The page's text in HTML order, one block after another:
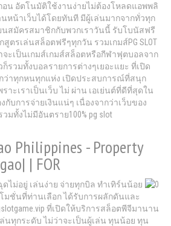
อน อัตโนมัติใช้งานง่ายไม่ต้องโหลดแอพพลิ
หน้าเว็บได้โดยทันที มีผู้เล่นมากจากทั่วทุก
นสมัครสมาชิกกับพวกเราวันนี้ รับโบนัสฟรี
สูตรเล่นสล็อตฟรีๆทุกวัน รวมเกมส์PG SLOT
จะเป็นเกมส์เกมส์สล็อตหรือกีฬาฟุตบอลจาก
รวมทั้งบอลรายการต่างๆเยอะแยะ ที่เปิด
ว่าทุกหนทุกแห่ง เปิดประสบการณ์ที่สนุก
าะเราเป็นเว็บ ไม่ ผ่าน เอเย่นต์ที่ดีที่สุดใน
กับการจ่ายเงินแน่ๆ เนื่องจากว่าเว็บของ
มทั้งไม่มีอันตราย100% pg slot
Philippines - Property
| FOR
ไม่อยู่ เล่นง่าย จ่ายทุกบิล ทำเทิร์นน้อย
มชั่นที่ท่านเลือก ได้รับการผลักดันและ
ที่เปิดให้บริการสล็อตพีจีมานาน
นทุกระดับ ไม่ว่าจะเป็นผู้เล่น ทุนน้อย ทุน